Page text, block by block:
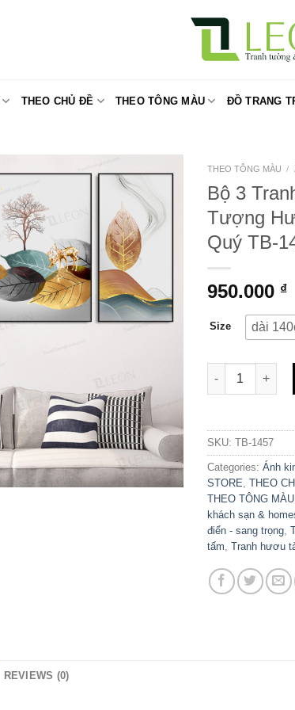
THEO CHỦ ĐỀ THEO TÔNG MÀU ĐỒ TRANG
THEO TÔNG MÀU /
Bộ 3
Tượng
Quý TB-
950.000 ₫
Size dài
Bộ 3 Tranh
SKU: TB-1457
Categories: Ánh
STORE THEO
THEO TÔNG MÀU
khách sạn &
điển - sang trọng
tấm Tranh hươu
REVIEWS (0)